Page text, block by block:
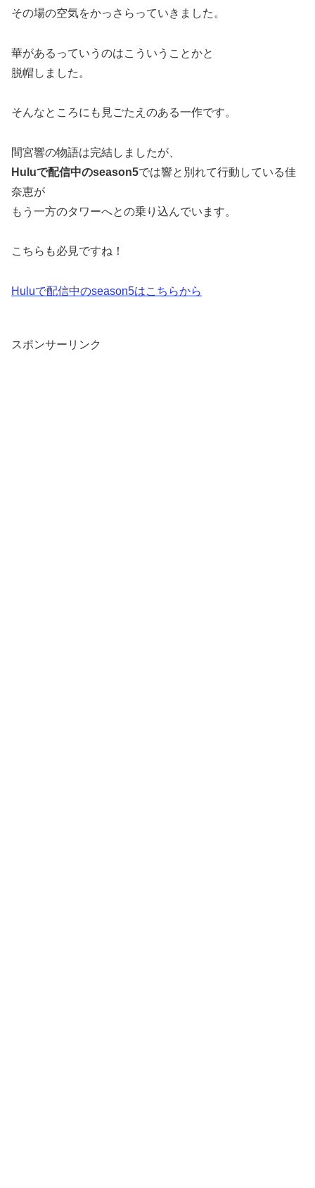
その場の空気をかっさらっていきました。
華があるっていうのはこういうことかと
脱帽しました。
そんなところにも見ごたえのある一作です。
間宮響の物語は完結しましたが、
Huluで配信中のseason5では響と別れて行動している佳
奈恵が
もう一方のタワーへとの乗り込んでいます。
こちらも必見ですね！
Huluで配信中のseason5はこちらから
スポンサーリンク